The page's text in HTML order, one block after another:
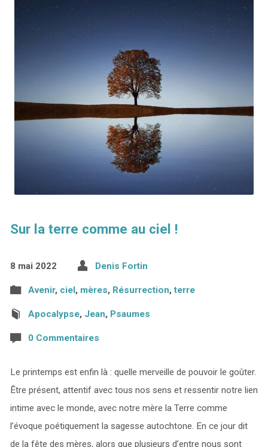
Sur la terre comme au ciel !
8 mai 2022 Denis Fortin
Avenir, ciel, mères, Résurrection,terre
Apocalypse, Jean, Psaumes
0 Commentaires
Le printemps est enfin là : quelle merveille de pouvoir le goûter.
Être présent, attentif avec tous nos sens et ressentir notre lien
intime avec le monde, avec notre mère la Terre comme
l’évoque poétiquement la sagesse autochtone. En ce jour dit
de la fête des mères, alors que plusieurs d’entre nous sont